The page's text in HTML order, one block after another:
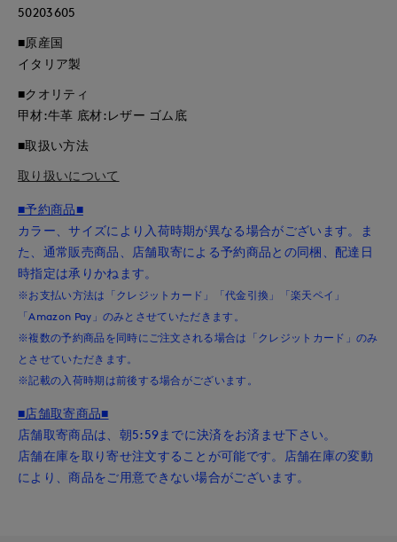
50203605
■原産国
イタリア製
■クオリティ
甲材:牛革 底材:レザー ゴム底
■取扱い方法
取り扱いについて
■予約商品■
カラー、サイズにより入荷時期が異なる場合がございます。ま
た、通常販売商品、店舗取寄による予約商品との同梱、配達日
時指定は承りかねます。
※お支払い方法は「クレジットカード」「代金引換」「楽天ペイ」
「Amazon Pay」のみとさせていただきます。
※複数の予約商品を同時にご注文される場合は「クレジットカード」のみ
とさせていただきます。
※記載の入荷時期は前後する場合がございます。
■店舗取寄商品■
店舗取寄商品は、朝5:59までに決済をお済ませ下さい。
店舗在庫を取り寄せ注文することが可能です。店舗在庫の変動
により、商品をご用意できない場合がございます。